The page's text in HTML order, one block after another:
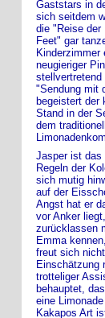
Gaststars in
sich seitdem
die "Reise der
Feet" gar
Kinderzimmer
neugieriger
"Sendung mit
begeistert der
Stand in der
dem
Jasper ist das
Regeln der
sich mutig
auf der
Angst hat er
vor Anker
zurücklassen
Emma
freut sich
Einschätzung
trotteliger
behauptet,
eine
Kakapos Art